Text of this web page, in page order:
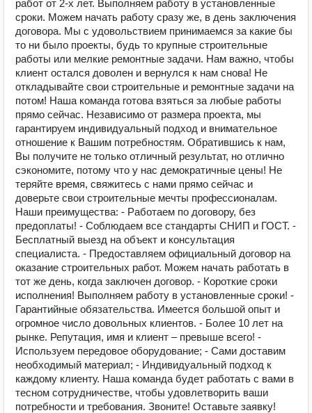
работ от 2-х лет. Выполняем работу в установленные
сроки. Можем начать работу сразу же, в день заключения
договора. Мы с удовольствием принимаемся за какие бы
то ни было проекты, будь то крупные строительные
работы или мелкие ремонтные задачи. Нам важно, чтобы
клиент остался доволен и вернулся к нам снова! Не
откладывайте свои строительные и ремонтные задачи на
потом! Наша команда готова взяться за любые работы
прямо сейчас. Независимо от размера проекта, мы
гарантируем индивидуальный подход и внимательное
отношение к Вашим потребностям. Обратившись к нам,
Вы получите не только отличный результат, но отлично
сэкономите, потому что у нас демократичные цены! Не
теряйте время, свяжитесь с нами прямо сейчас и
доверьте свои строительные мечты профессионалам.
Наши преимущества: - Работаем по договору, без
предоплаты! - Соблюдаем все стандарты СНИП и ГОСТ. -
Бесплатный выезд на объект и консультация
специалиста. - Предоставляем официальный договор на
оказание строительных работ. Можем начать работать в
тот же день, когда заключен договор. - Короткие сроки
исполнения! Выполняем работу в установленные сроки! -
Гарантийные обязательства. Имеется большой опыт и
огромное число довольных клиентов. - Более 10 лет на
рынке. Репутация, имя и клиент – превыше всего! -
Используем передовое оборудование; - Сами доставим
необходимый материал; - Индивидуальный подход к
каждому клиенту. Наша команда будет работать с вами в
тесном сотрудничестве, чтобы удовлетворить ваши
потребности и требования. Звоните! Оставьте заявку!